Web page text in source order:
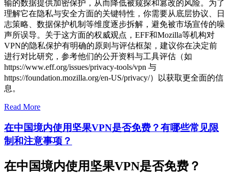
输的数据提供加密保护，从而降低被窥探和篡改的风险。为了
理解它在隐私与安全方面的关键特性，你需要从底层协议、日
志策略、数据保护机制等维度逐步拆解，避免被市场宣传的噪
声所误导。关于这方面的权威观点，EFF和Mozilla等机构对
VPN的隐私保护有明确的原则与评估框架，建议你在决定前
进行对比研究，参考他们的公开资料与工具评估（如
https://www.eff.org/issues/privacy-tools/vpn 与
https://foundation.mozilla.org/en-US/privacy/）以获取更全面的信
息。
Read More
在中国境内使用坚果VPN是否免费？有哪些常见限
制和注意事项？
在中国境内使用坚果VPN是否免费？